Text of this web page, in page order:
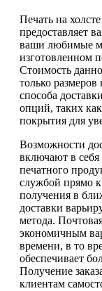
Печать на
предоставляет
ваши любимые
изготовленном
Стоимость
только
способа
опций, таких
покрытия для
Возможности
включают в
печатного
службой прямо
получения в
доставки
метода.
экономичным
времени, в то
обеспечивает
Получение
клиентам